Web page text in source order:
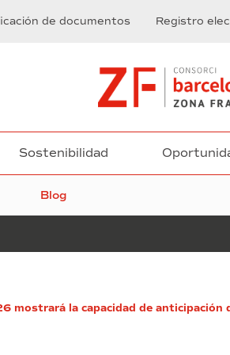
de documentos Registro
Sostenibilidad
Blog
mostrará la capacidad de anticipación
atrás